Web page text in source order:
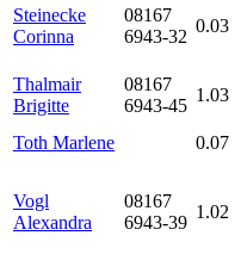
Steinecke
Corinna
08167
6943-32
0.03
Thalmair
Brigitte
08167
6943-45
1.03
Toth Marlene
0.07
Vogl
Alexandra
08167
6943-39
1.02